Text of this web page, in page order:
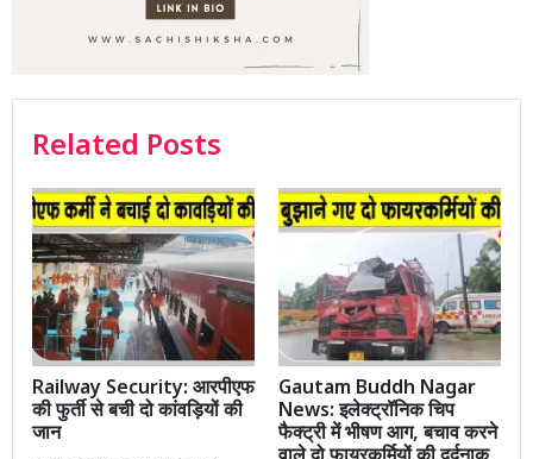
Related Posts
Railway Security: आरपीएफ
की फुर्ती से बची दो कांवड़ियों की
जान
Gautam Buddh Nagar
News: इलेक्ट्रॉनिक चिप
फैक्ट्री में भीषण आग, बचाव करने